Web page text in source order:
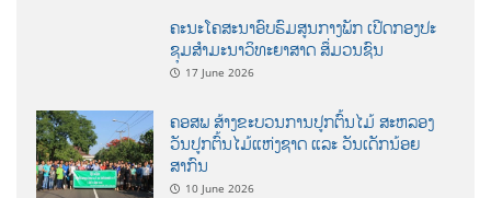
ຄະນະໂຄສະນາອົບຮົມສູນກາງພັກ ເປີດກອງປະ
ຊຸມສຳມະນາວິທະຍາສາດ ສຶ່ມວນຊົນ
17 June 2026
ຄອສພ ສ້າງຂະບວນການປູກຕົ້ນໄມ້ ສະຫລອງ
ວັນປູກຕົ້ນໄມ້ແຫ່ງຊາດ ແລະ ວັນເດັກນ້ອຍ
ສາກົນ
10 June 2026